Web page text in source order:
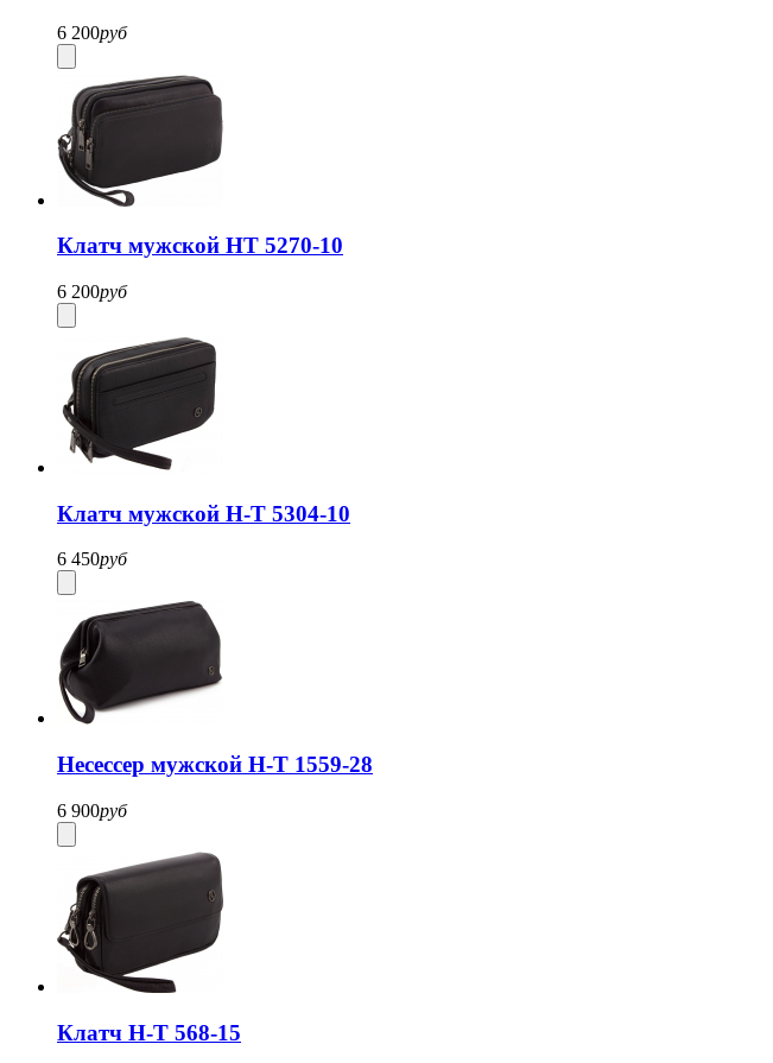
6 200руб
Клатч мужской HT 5270-10
6 200руб
Клатч мужской H-T 5304-10
6 450руб
Несессер мужской H-T 1559-28
6 900руб
Клатч H-T 568-15